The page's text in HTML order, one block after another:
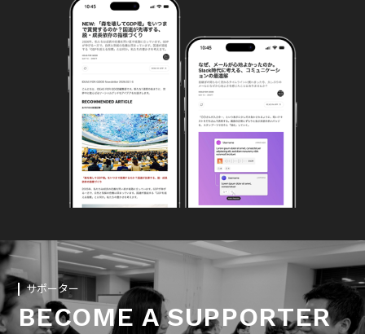
サポーター
BECOME A SUPPORTER